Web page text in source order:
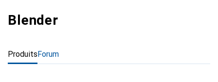
Blender
ProduitsForum